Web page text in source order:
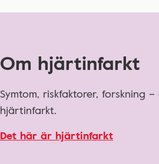
Om hjärtinfarkt
Symtom, riskfaktorer, forskning
hjärtinfarkt.
Det här är hjärtinfarkt